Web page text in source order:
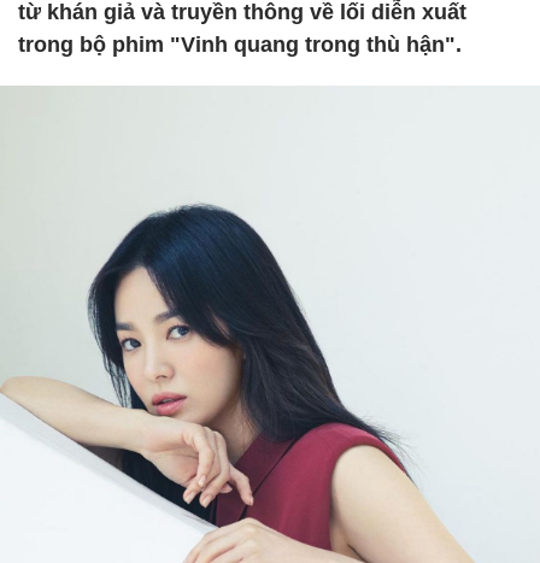
từ khán giả và truyền thông về lối diễn xuất
trong bộ phim "Vinh quang trong thù hận".